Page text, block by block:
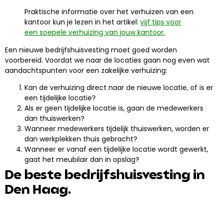
Praktische informatie over het verhuizen van een
kantoor kun je lezen in het artikel: vijf tips voor
een soepele verhuizing van jouw kantoor.
Een nieuwe bedrijfshuisvesting moet goed worden
voorbereid. Voordat we naar de locaties gaan nog even wat
aandachtspunten voor een zakelijke verhuizing:
Kan de verhuizing direct naar de nieuwe locatie, of is er
een tijdelijke locatie?
Als er geen tijdelijke locatie is, gaan de medewerkers
dan thuiswerken?
Wanneer medewerkers tijdelijk thuiswerken, worden er
dan werkplekken thuis gebracht?
Wanneer er vanaf een tijdelijke locatie wordt gewerkt,
gaat het meubilair dan in opslag?
De beste bedrijfshuisvesting in
Den Haag.